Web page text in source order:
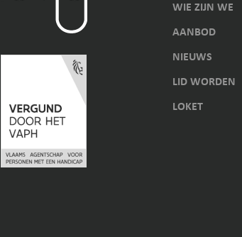
WIE ZIJN WE
AANBOD
NIEUWS
LID WORDEN
LOKET